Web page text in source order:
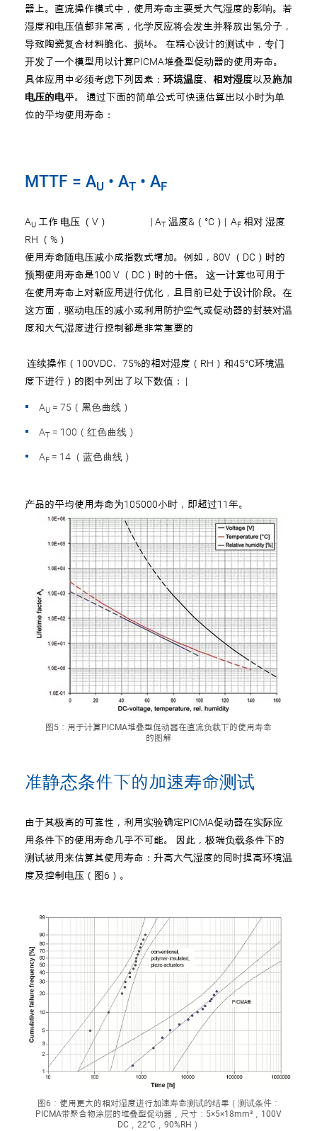
器上。直流操作模式中，使用寿命主要受大气湿度的影响。若
湿度和电压值都非常高，化学反应将会发生并释放出氢分子，
导致陶瓷复合材料脆化、损坏。 在精心设计的测试中，专门
开发了一个模型用以计算PICMA堆叠型促动器的使用寿命。
具体应用中必须考虑下列因素： 环境温度、 相对湿度以及施加
电压的电平。 通过下面的简单公式可快速估算出以小时为单
位的平均使用寿命：
MTTF = AU • AT • AF
AU 工作 电压 （V） | AT 温度&（°C）| AF 相对 湿度
RH （%）
使用寿命随电压减小成指数式增加。例如，80V （DC）时的
预期使用寿命是100 V （DC）时的十倍。 这一计算也可用于
在使用寿命上对新应用进行优化，且目前已处于设计阶段。在
这方面，驱动电压的减小或利用防护空气或促动器的封装对温
度和大气湿度进行控制都是非常重要的
连续操作（100VDC、75%的相对湿度（RH）和45°C环境温
度下进行）的图中列出了以下数值： |
AU = 75（黑色曲线）
AT = 100（红色曲线）
AF = 14 （蓝色曲线）
产品的平均使用寿命为105000小时，即超过11年。
图5：用于计算PICMA堆叠型促动器在直流负载下的使用寿命
的图解
准静态条件下的加速寿命测试
由于其极高的可靠性，利用实验确定PICMA促动器在实际应
用条件下的使用寿命几乎不可能。 因此，极端负载条件下的
测试被用来估算其使用寿命：升高大气湿度的同时提高环境温
度及控制电压（图6）。
图6：使用更大的相对湿度进行加速寿命测试的结果（测试条件：
PICMA带聚合物涂层的堆叠型促动器，尺寸：5×5×18mm³，100V
DC，22°C，90%RH）